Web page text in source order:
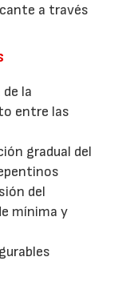
a través
la
entre las
gradual del
del
mínima y